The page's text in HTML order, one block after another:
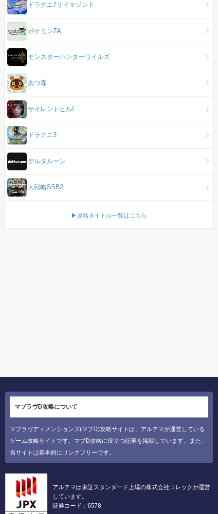
ドラクエ7リイマジンド
ポケモンZA
モンスターハンターワイルズ
あつ森
サイレントヒルf
ドラクエ3
デルタルーン
大戦略SSB2
▶攻略タイトル一覧はこちら
マブラヴD攻略について
マブラヴディメンションズ(マブD)攻略サイトは、アルテマが運営している
ゲーム攻略サイトです。マブD攻略に役立つ記事を掲載しています。また、
当サイトは基本的にリンクフリーです。
アルテマは東証スタンダード上場の株式会社コレックが運営
しています。
証券コード：6578